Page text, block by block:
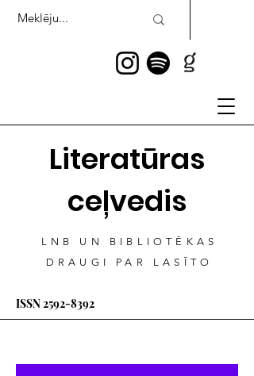
Literatūras
ceļvedis
LNB UN BIBLIOTĒKAS
DRAUGI PAR LASĪTO
ISSN2592-8392